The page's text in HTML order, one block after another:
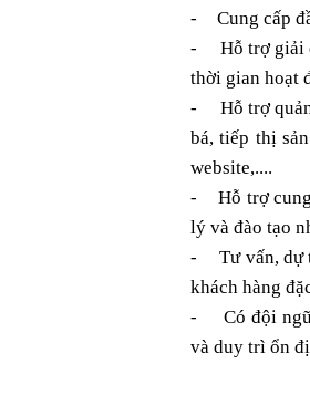
-
Cung cấp
-
Hỗ trợ giải
thời gian hoạt
-
Hỗ trợ
bá, tiếp thị
website,....
-
Hỗ trợ
lý và đào tạo
-
Tư vấn, dự
khách hàng
-
Có đội
và duy trì ổn